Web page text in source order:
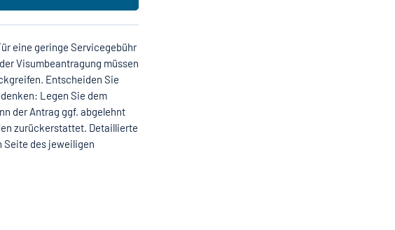
eine geringe Servicegebühr
Visumbeantragung müssen
Entscheiden Sie
Legen Sie dem
der Antrag ggf. abgelehnt
zurückerstattet. Detaillierte
Seite des jeweiligen